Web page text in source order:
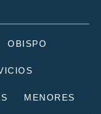
OBISPO
MENORES